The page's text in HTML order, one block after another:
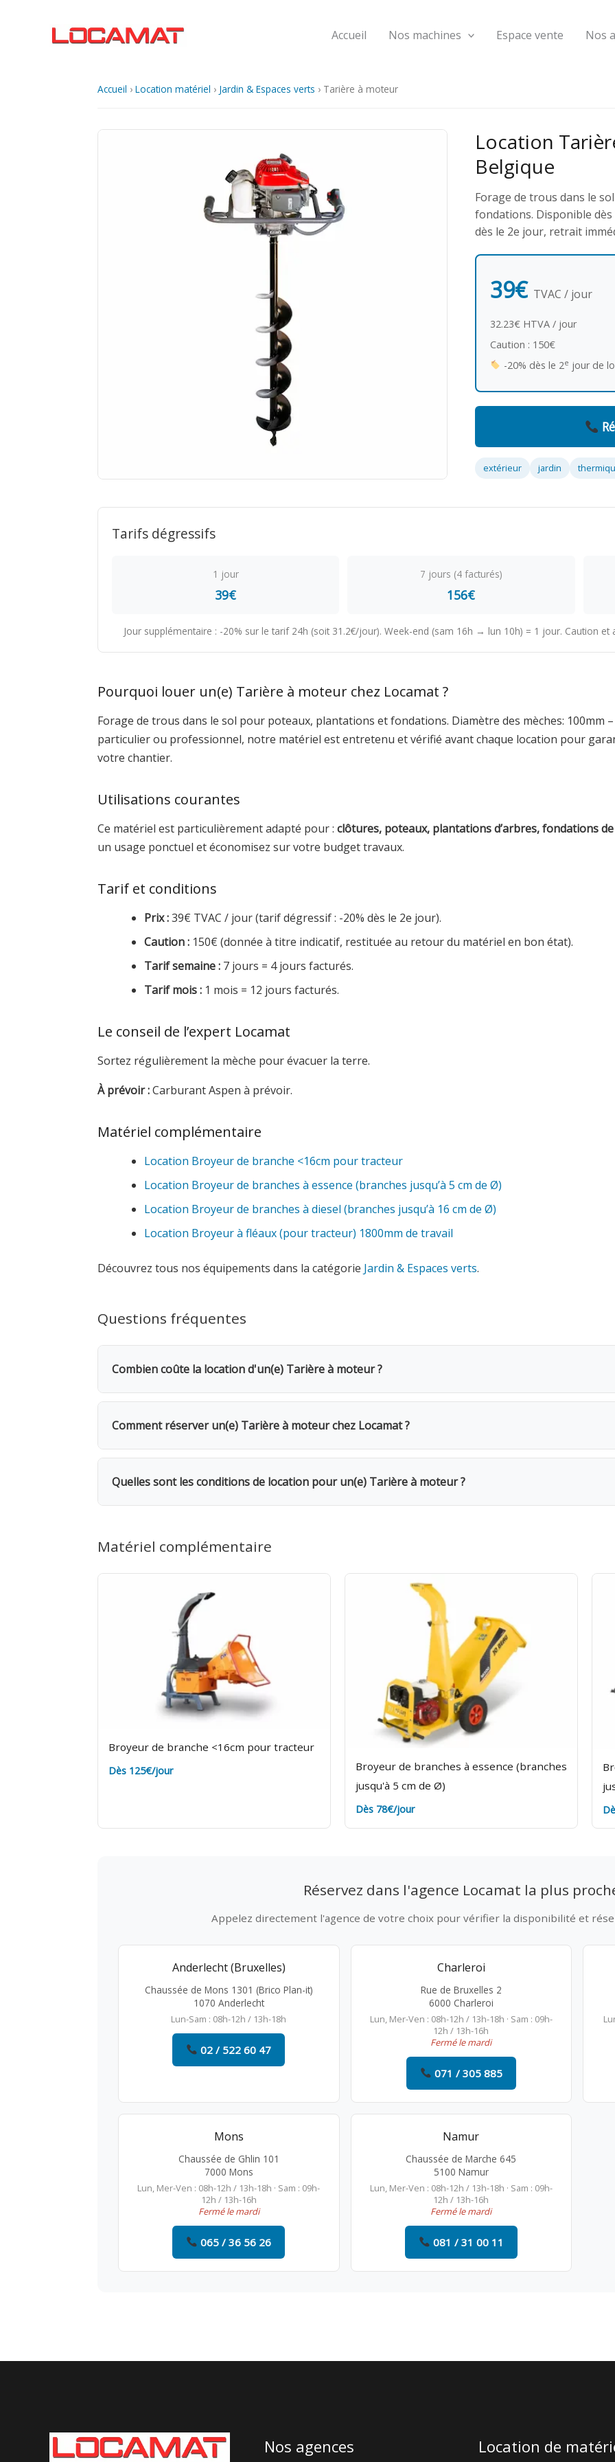
Accueil Nos machines Espace vente Nos
Accueil › Location matériel › Jardin & Espaces verts › Tarière à moteur
Location
Belgique
Forage de trous dans le
fondations. Disponible
dès le 2e jour, retrait
39€ TVAC / jour
32.23€ HTVA / jour
Caution : 150€
-20% dès le 2e jour de
extérieur jardin
Tarifs dégressifs
1 jour
39€
7 jours (4 facturés)
156€
Jour supplémentaire : -20% sur le tarif 24h (soit 31.2€/jour). Week-end (sam 16h → lun 10h) = 1 jour. Caution
Pourquoi louer un(e) Tarière à moteur chez Locamat ?
Forage de trous dans le sol pour poteaux, plantations et fondations. Diamètre des mèches: 100mm
particulier ou professionnel, notre matériel est entretenu et vérifié avant chaque location pour
votre chantier.
Utilisations courantes
Ce matériel est particulièrement adapté pour : clôtures, poteaux, plantations d’arbres, fondations
un usage ponctuel et économisez sur votre budget travaux.
Tarif et conditions
Prix :39€ TVAC / jour (tarif dégressif : -20% dès le 2e jour).
Caution : 150€ (donnée à titre indicatif, restituée au retour du matériel en bon état).
Tarif semaine : 7 jours = 4 jours facturés.
Tarif mois : 1 mois = 12 jours facturés.
Le conseil de l’expert Locamat
Sortez régulièrement la mèche pour évacuer la terre.
À prévoir :Carburant Aspen à prévoir.
Matériel complémentaire
Location Broyeur de branche <16cm pour tracteur
Location Broyeur de branches à essence (branches jusqu’à 5 cm de Ø)
Location Broyeur de branches à diesel (branches jusqu’à 16 cm de Ø)
Location Broyeur à fléaux (pour tracteur) 1800mm de travail
Découvrez tous nos équipements dans la catégorie Jardin & Espaces verts.
Questions fréquentes
Combien coûte la location d'un(e) Tarière à moteur ?
La location d'un(e) Tarière à moteur coûte 39€ TVAC par jour (32.23€ HTVA). Une caution de
bénéficiez d'une remise de 20%. Pour une semaine complète, seuls 4 jours sont facturés. Pour un
Comment réserver un(e) Tarière à moteur chez Locamat ?
Rendez-vous dans l'une de nos 5 agences en Belgique ou appelez-nous pour vérifier la
même, avec possibilité de livraison sur votre chantier. Travaillez à deux pour les grands diamètres
mèche pour évacuer la
Quelles sont les conditions de location pour un(e) Tarière à moteur ?
terre pour éviter des frais de nettoyage. Assurance bris de machine en option.
Matériel complémentaire
Broyeur de branche <16cm pour tracteur
Dès 125€/jour
Broyeur de branches à essence (branches
jusqu'à 5 cm de Ø)
Dès 78€/jour
Réservez dans l'agence Locamat la plus
Appelez directement l'agence de votre choix pour vérifier la disponibilité et
Anderlecht (Bruxelles)
Chaussée de Mons 1301 (Brico Plan-it)
1070 Anderlecht
Lun-Sam : 08h-12h / 13h-18h
02 / 522 60 47
Charleroi
Rue de Bruxelles 2
6000 Charleroi
Lun, Mer-Ven : 08h-12h / 13h-18h · Sam : 09h-
12h / 13h-16h
Fermé le mardi
071 / 305 885
Mons
Chaussée de Ghlin 101
7000 Mons
Lun, Mer-Ven : 08h-12h / 13h-18h · Sam : 09h-
12h / 13h-16h
Fermé le mardi
065 / 36 56 26
Namur
Chaussée de Marche 645
5100 Namur
Lun, Mer-Ven : 08h-12h / 13h-18h · Sam : 09h-
12h / 13h-16h
Fermé le mardi
081 / 31 00 11
Nos agences Location de